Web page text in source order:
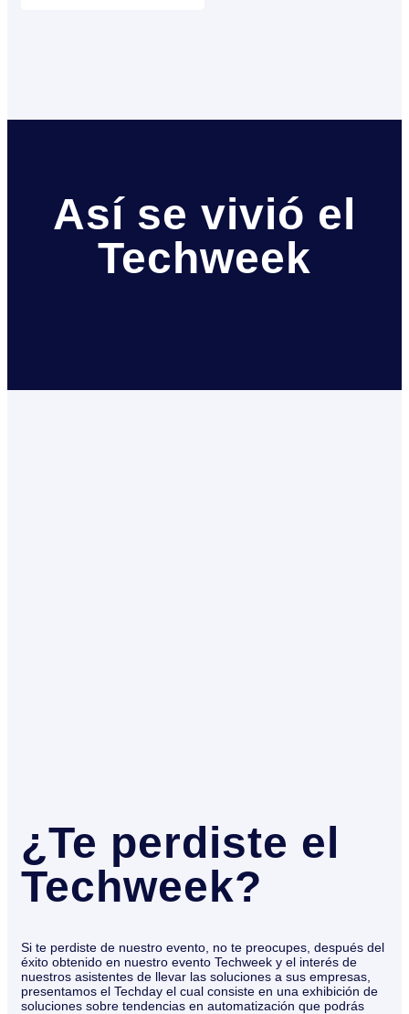
Así se vivió el
Techweek
¿Te perdiste el
Techweek?
Si te perdiste de nuestro evento, no te preocupes, después del
éxito obtenido en nuestro evento Techweek y el interés de
nuestros asistentes de llevar las soluciones a sus empresas,
presentamos el Techday el cual consiste en una exhibición de
soluciones sobre tendencias en automatización que podrás